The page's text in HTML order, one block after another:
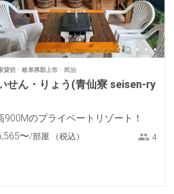
貸切 岐阜県郡上市 民泊
せん・りょう(青仙寮 seisen-ry
900Mのプライベートリゾート！
,565〜/部屋 （税込） 4